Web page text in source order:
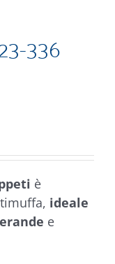
336
è
ideale
e